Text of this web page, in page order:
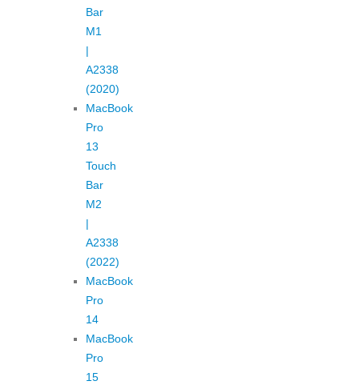
Bar
M1
|
A2338
(2020)
MacBook
Pro
13
Touch
Bar
M2
|
A2338
(2022)
MacBook
Pro
14
MacBook
Pro
15